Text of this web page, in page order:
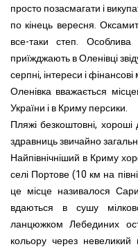
просто позасмагати і
по кінець вересня.
все-таки степ. Особлива
приїжджають в Оленівці
серпні, інтереси і
Оленівка вважається
України і в Криму персики.
Пляжі безкоштовні,
здравниць звичайно
Найпівнічніший в Криму
селі Портове (10 км на
це місце називалося
вдаються в сушу
ланцюжком Лебединих
кольору через невеликий